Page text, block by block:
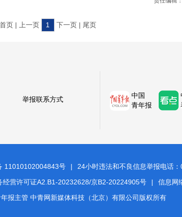
首页 | 上一页 1 下一页 | 尾页
举报联系方式
中国
青年报
11010102004843号 |
24小时违法和不良信息举报电话
经营许可证A2.B1-20232628/京B2-20224905号 |
信息网
报主管 中青网新媒体科技（北京）有限公司版权所有